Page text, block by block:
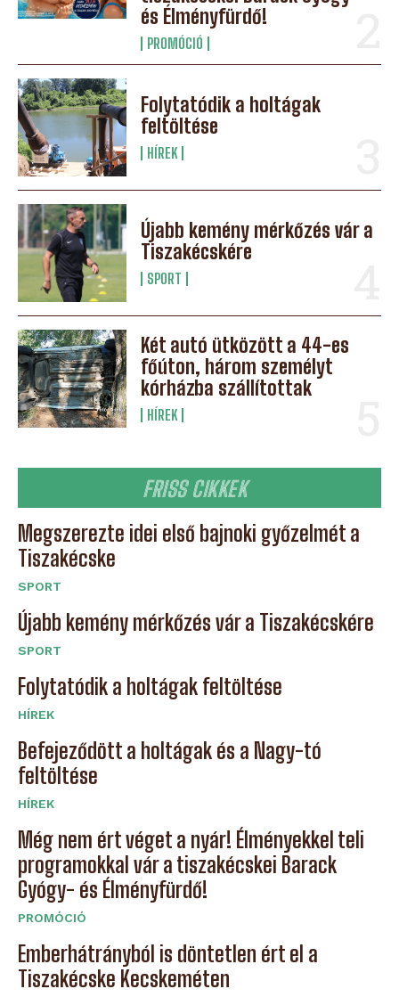
és Élményfürdő!
PROMÓCIÓ
Folytatódik a holtágak
feltöltése
HÍREK
Újabb kemény mérkőzés vár a
Tiszakécskére
SPORT
Két autó ütközött a 44-es
főúton, három személyt
kórházba szállítottak
HÍREK
FRISS CIKKEK
Megszerezte idei első bajnoki győzelmét a
Tiszakécske
SPORT
Újabb kemény mérkőzés vár a Tiszakécskére
SPORT
Folytatódik a holtágak feltöltése
HÍREK
Befejeződött a holtágak és a Nagy-tó
feltöltése
HÍREK
Még nem ért véget a nyár! Élményekkel teli
programokkal vár a tiszakécskei Barack
Gyógy- és Élményfürdő!
PROMÓCIÓ
Emberhátrányból is döntetlen ért el a
Tiszakécske Kecskeméten